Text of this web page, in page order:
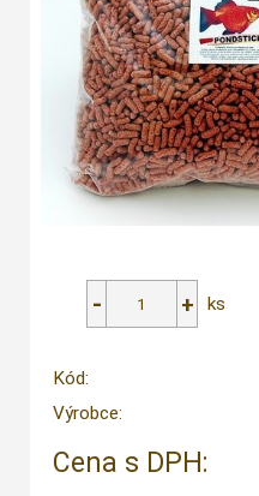
ks
Kód:
Výrobce:
Cena s DPH: